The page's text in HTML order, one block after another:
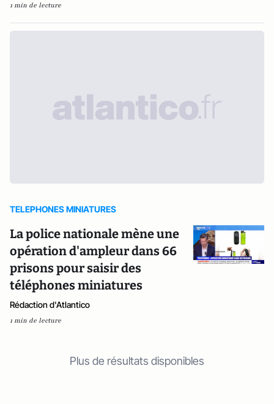
1 min de lecture
TELEPHONES MINIATURES
La police nationale mène une
opération d'ampleur dans 66
prisons pour saisir des
téléphones miniatures
Rédaction d'Atlantico
1 min de lecture
Plus de résultats disponibles